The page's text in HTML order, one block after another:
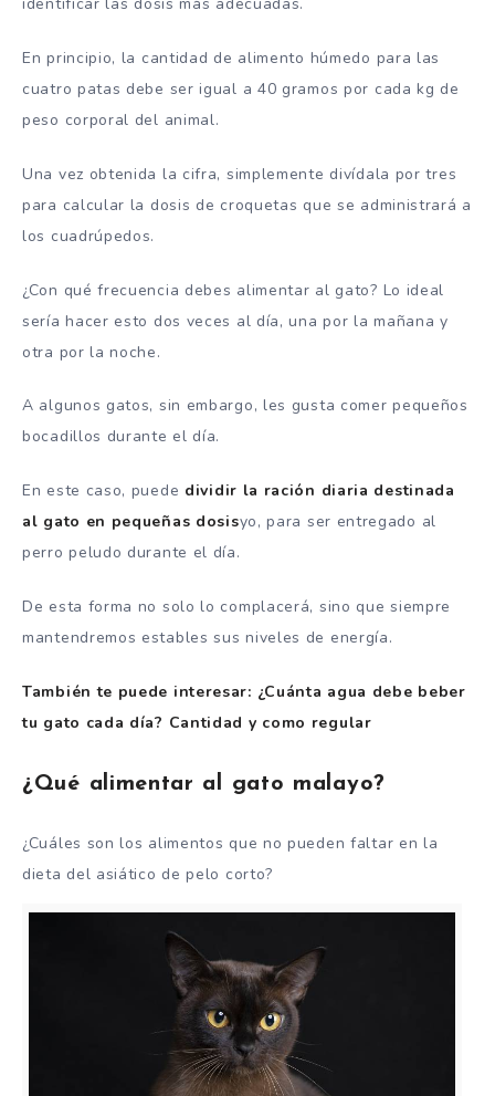
En principio, la cantidad de alimento húmedo para las
cuatro patas debe ser igual a 40 gramos por cada kg de
peso corporal del animal.
Una vez obtenida la cifra, simplemente divídala por tres
para calcular la dosis de croquetas que se administrará a
los cuadrúpedos.
¿Con qué frecuencia debes alimentar al gato? Lo ideal
sería hacer esto dos veces al día, una por la mañana y
otra por la noche.
A algunos gatos, sin embargo, les gusta comer pequeños
bocadillos durante el día.
En este caso, puede dividir la ración diaria destinada
al gato en pequeñas dosisyo, para ser entregado al
perro peludo durante el día.
De esta forma no solo lo complacerá, sino que siempre
mantendremos estables sus niveles de energía.
También te puede interesar: ¿Cuánta agua debe beber
tu gato cada día? Cantidad y como regular
¿Qué alimentar al gato malayo?
¿Cuáles son los alimentos que no pueden faltar en la
dieta del asiático de pelo corto?